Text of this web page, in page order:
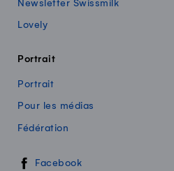
Newsletter Swissmilk
Lovely
Portrait
Portrait
Pour les médias
Fédération
Swissmilk sur les réseaux sociaux
Facebook